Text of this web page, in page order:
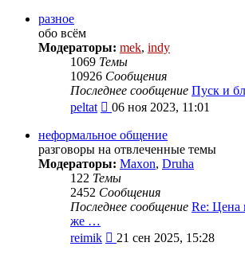
разное
обо всём
Модераторы: mek, indy
1069 Темы
10926 Сообщения
Последнее сообщение Пуск и
peltat
Перейти
последнему
сообщению
06 ноя 2023, 11:01
неформальное общение
разговоры на отвлеченные темы
Модераторы: Maxon, Druha
122 Темы
2452 Сообщения
Последнее сообщение Re: Цена
же …
reimik
Перейти
21 сен 2025, 15:28